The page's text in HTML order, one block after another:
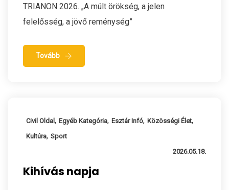
TRIANON 2026. „A múlt örökség, a jelen
felelősség, a jövő reménység”
Tovább
Civil Oldal , Egyéb Kategória, Esztár Infó, Közösségi Élet,
Kultúra, Sport
2026.05.18.
Kihívás napja